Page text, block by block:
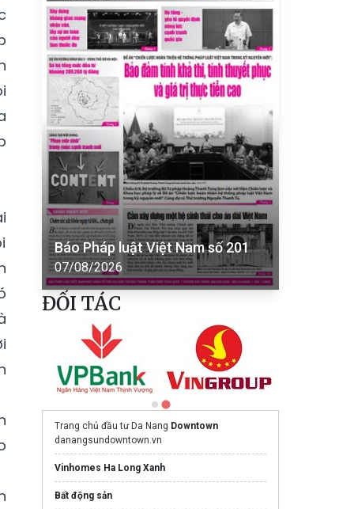
Báo Pháp luật Việt Nam số 201
07/08/2026
ĐỐI TÁC
Trang chủ đầu tư Da Nang Downtown
danangsundowntown.vn
Vinhomes Ha Long Xanh
Bất động sản